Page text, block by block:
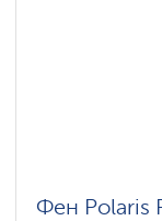
Фен Polaris